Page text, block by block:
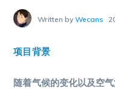
Written byWecans
项目背景
随着气候的变化以及空